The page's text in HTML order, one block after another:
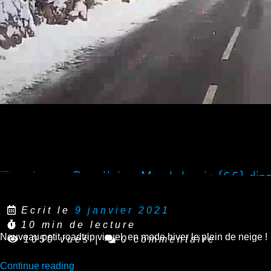
Timelapse Roadtrip : Mont-Louis (66)
Ecrit le 9 janvier 2021
10 min de lecture
1050 vues
| 0 commentaire
Nouveau petit roadtrip visuel, en mode hiver le plein de neige !
Continue reading